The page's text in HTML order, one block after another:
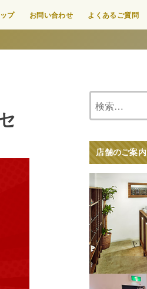
プ お問い合わせ よくあるご質問
店舗のご案内